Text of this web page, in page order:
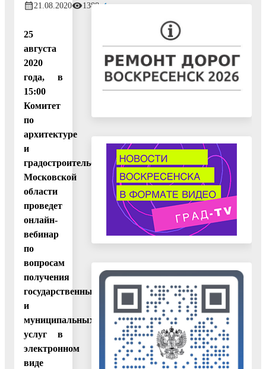
21.08.2020 1388
25
августа
2020
года, в
15:00
Комитет
по
архитектуре
и
градостроительству
Московской
области
проведет
онлайн-
вебинар
по
вопросам
получения
государственных
и
муниципальных
услуг в
электронном
виде